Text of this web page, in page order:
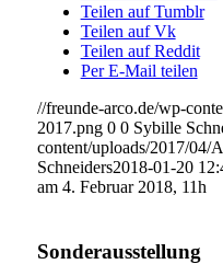
Teilen auf Tumblr
Teilen auf Vk
Teilen auf Reddit
Per E-Mail teilen
//freunde-arco.de/wp-
2017.png 0 0 Sybille
content/uploads/2017/04/
Schneiders2018-01-20
am 4. Februar 2018, 11h
Sonderausstellung